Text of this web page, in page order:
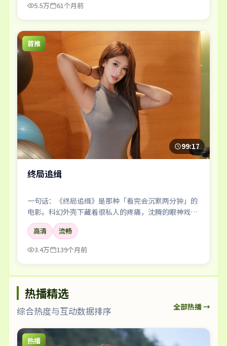
5.5万
61个月前
首推
99:17
终局追缉
一句话：《终局追缉》是那种「看完会沉默两分钟」的
电影。科幻外壳下藏着很私人的疼痛，沈腾的眼神戏尤
其要命。
高清
流畅
3.4万
139个月前
热播精选
综合热度与互动数据排序 全部热播 →
热播